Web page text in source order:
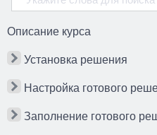
Описание курса
Установка решения
Настройка готового
Заполнение готового